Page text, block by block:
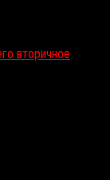
вторичное